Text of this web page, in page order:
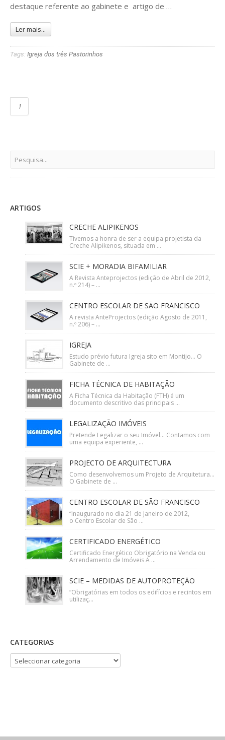
destaque referente ao gabinete e artigo de …
Ler mais...
Tags: Igreja dos três Pastorinhos
1
ARTIGOS
CRECHE ALIPIKENOS
Tivemos a honra de ser a equipa projetista da
Creche Alipikenos, situada em ...
SCIE + MORADIA BIFAMILIAR
A Revista Anteprojectos (edição de Abril de 2012,
n.º 214) – ...
CENTRO ESCOLAR DE SÃO FRANCISCO
A revista AnteProjectos (edição Agosto de 2011,
n.º 206) – ...
IGREJA
Estudo prévio futura Igreja sito em Montijo… O
Gabinete de ...
FICHA TÉCNICA DE HABITAÇÃO
A Ficha Técnica da Habitação (FTH) é um
documento descritivo das principais ...
LEGALIZAÇÃO IMÓVEIS
Pretende Legalizar o seu Imóvel… Contamos com
uma equipa experiente, ...
PROJECTO DE ARQUITECTURA
Como desenvolvemos um Projeto de Arquitetura…
O Gabinete de ...
CENTRO ESCOLAR DE SÃO FRANCISCO
“Inaugurado no dia 21 de Janeiro de 2012,
o Centro Escolar de São ...
CERTIFICADO ENERGÉTICO
Certificado Energético Obrigatório na Venda ou
Arrendamento de Imóveis A ...
SCIE – MEDIDAS DE AUTOPROTEÇÃO
“Obrigatórias em todos os edifícios e recintos em
utilizaç...
CATEGORIAS
CATEGORIAS